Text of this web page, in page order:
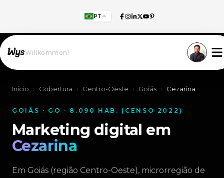
PT
Willkommen!
Início › Cobertura › Centro-Oeste › Goiás › Cezarina
GOIÁS · GO · 8.090 HAB. (CENSO 2022)
Marketing digital em
Cezarina
Em Goiás (região Centro-Oeste), microrregião de